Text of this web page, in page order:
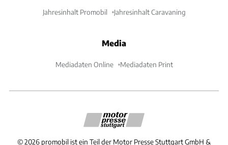
Jahresinhalt Promobil Jahresinhalt Caravaning
Media
Mediadaten Online Mediadaten Print
©2026 promobil ist ein Teil der Motor Presse Stuttgart GmbH &